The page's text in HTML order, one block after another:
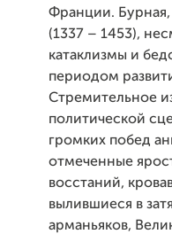
Франции. Бурная,
(1337 – 1453),
катаклизмы и
периодом
Стремительное
политической
громких побед
отмеченные
восстаний,
вылившиеся в
арманьяков,